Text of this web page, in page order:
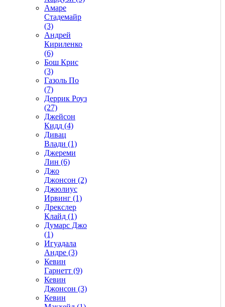
Амаре
Стадемайр
(3)
Андрей
Кириленко
(6)
Бош Крис
(3)
Газоль По
(7)
Деррик Роуз
(27)
Джейсон
Кидд (4)
Дивац
Влади (1)
Джереми
Лин (6)
Джо
Джонсон (2)
Джюлиус
Ирвинг (1)
Дрекслер
Клайд (1)
Думарс Джо
(1)
Игуадала
Андре (3)
Кевин
Гарнетт (9)
Кевин
Джонсон (3)
Кевин